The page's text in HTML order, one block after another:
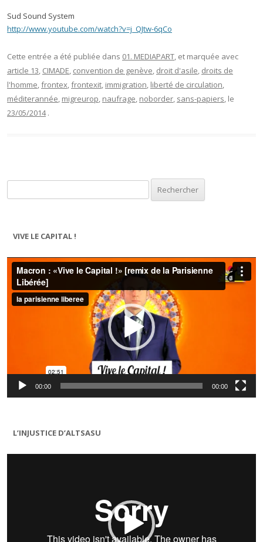
Sud Sound System
http://www.youtube.com/watch?v=j_QJtw-6qCo
Cette entrée a été publiée dans 01. MEDIAPART, et marquée avec
article 13, CIMADE, convention de genève, droit d'asile, droits de
l'homme,frontex,frontexit, immigration, liberté de circulation,
méditerannée, migreurop, naufrage, noborder, sans-papiers, le
23/05/2014 .
VIVE LE CAPITAL !
Lecteur
vidéo
00:00 00:00
L’INJUSTICE D’ALTSASU
Lecteur